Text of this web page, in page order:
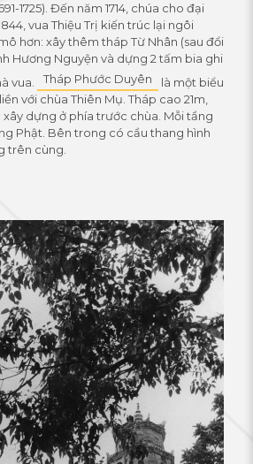
1725). Đến năm 1714, chúa cho đại
vua Thiệu Trị kiến trúc lại ngôi
hơn: xây thêm tháp Từ Nhân (sau đổi
Hương Nguyện và dựng 2 tấm bia ghi
vua.
Tháp Phước Duyên
là một biểu
với chùa Thiên Mụ. Tháp cao 21m,
dựng ở phía trước chùa. Mỗi tầng
Phật. Bên trong có cầu thang hình
trên cùng.